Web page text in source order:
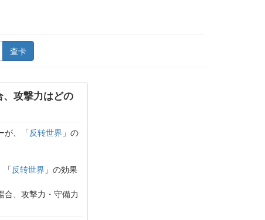
查卡
、攻撃力はどの
が、「反转世界 」の
「反转世界 」の効果
合、攻撃力・守備力